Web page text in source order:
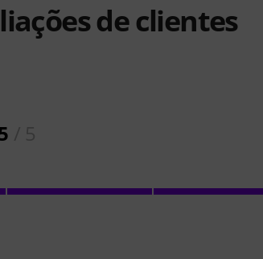
de clientes